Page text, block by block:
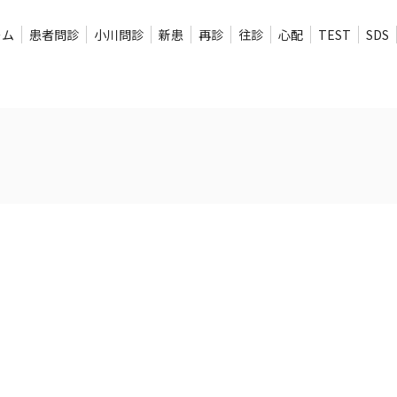
患者問診 小川問診 新患 再診 往診 心配 TEST SDS